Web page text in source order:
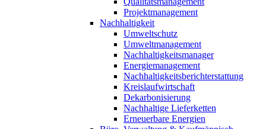
Projektmanagement
Nachhaltigkeit
Umweltschutz
Umweltmanagement
Nachhaltigkeitsmanager
Energiemanagement
Nachhaltigkeitsberichterstattung
Kreislaufwirtschaft
Dekarbonisierung
Nachhaltige Lieferketten
Erneuerbare Energien